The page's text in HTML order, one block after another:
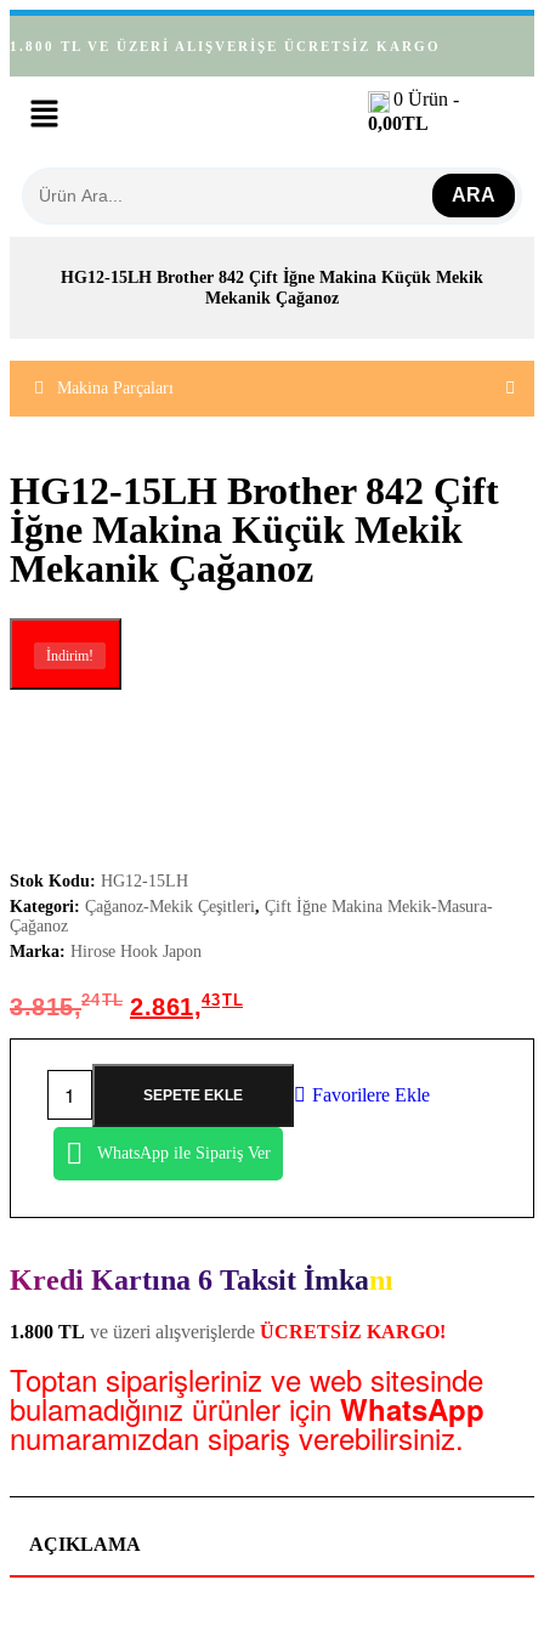
1.800 TL VE ÜZERİ ALIŞVERİŞE ÜCRETSİZ KARGO
0 Ürün -
0,00TL
ARA
HG12-15LH Brother 842 Çift İğne Makina Küçük Mekik
Mekanik Çağanoz
Makina Parçaları
HG12-15LH Brother 842 Çift
İğne Makina Küçük Mekik
Mekanik Çağanoz
İndirim!
İndirim!
Stok Kodu: HG12-15LH
Kategori: Çağanoz-Mekik Çeşitleri, Çift İğne Makina Mekik-Masura-
Çağanoz
Marka: Hirose Hook Japon
3.815,24TL 2.861,43TL
SEPETE EKLE Favorilere Ekle
WhatsApp ile Sipariş Ver
Kredi Kartına 6 Taksit İmkanı
1.800 TL ve üzeri alışverişlerde ÜCRETSİZ KARGO!
Toptan siparişleriniz ve web sitesinde
bulamadığınız ürünler için WhatsApp
numaramızdan sipariş verebilirsiniz.
AÇIKLAMA